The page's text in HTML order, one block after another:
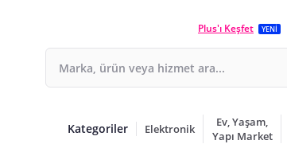
Plus'ı Keşfet YENİ
Kategoriler Elektronik
Ev, Yaşam,
Yapı Market